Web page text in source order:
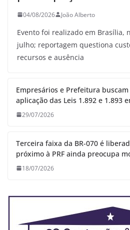
04/08/2026 João Alberto
Evento foi realizado em Brasília,
julho; reportagem questiona
recursos e ausência
Empresários e Prefeitura
aplicação das Leis 1.892 e 1.893
29/07/2026
Terceira faixa da BR-070 é
próximo à PRF ainda preocupa
18/07/2026